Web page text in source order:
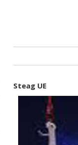
Steag UE